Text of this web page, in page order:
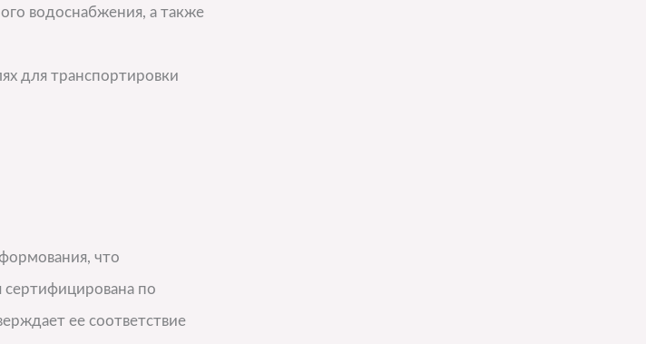
водоснабжения, а также
для транспортировки
что
сертифицирована по
ее соответствие